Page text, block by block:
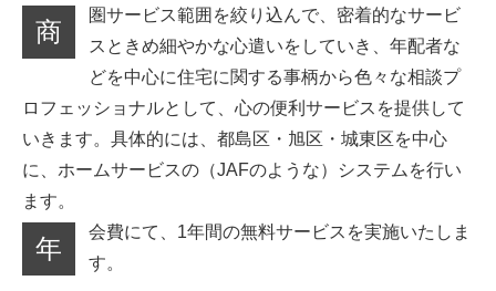
商
圏サービス範囲を絞り込んで、密着的なサービ
スときめ細やかな心遣いをしていき、年配者な
どを中心に住宅に関する事柄から色々な相談プ
ロフェッショナルとして、心の便利サービスを提供して
いきます。具体的には、都島区・旭区・城東区を中心
に、ホームサービスの（JAFのような）システムを行い
ます。
年
会費にて、1年間の無料サービスを実施いたしま
す。